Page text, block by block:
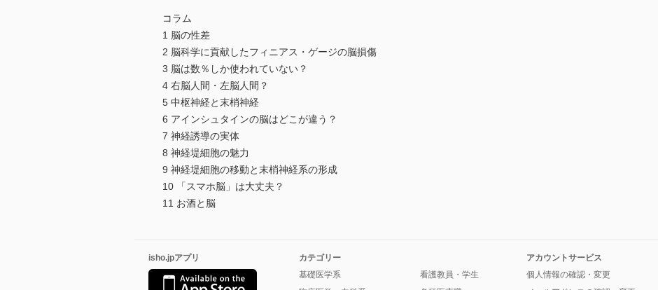
コラム
1 脳の性差
2 脳科学に貢献したフィニアス・ゲージの脳損傷
3 脳は数％しか使われていない？
4 右脳人間・左脳人間？
5 中枢神経と末梢神経
6 アインシュタインの脳はどこが違う？
7 神経誘導の実体
8 神経堤細胞の魅力
9 神経堤細胞の移動と末梢神経系の形成
10 「スマホ脳」は大丈夫？
11 お酒と脳
isho.jpアプリ
カテゴリー
基礎医学系
看護教員・学生
アカウントサービス
個人情報の確認・変更